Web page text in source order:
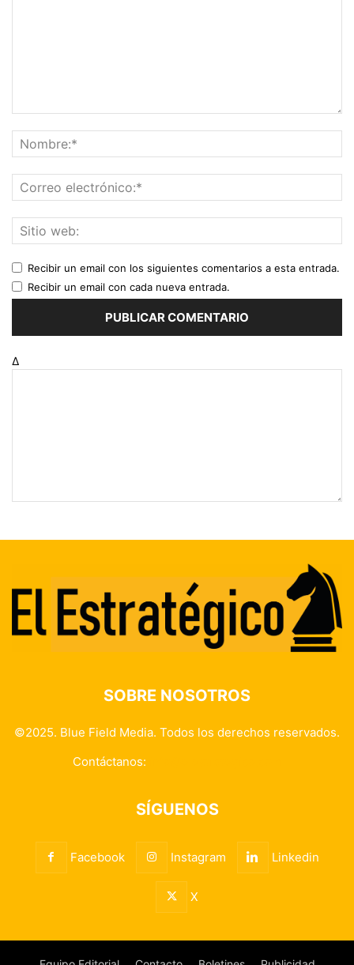
Recibir un email con los siguientes comentarios a esta entrada.
Recibir un email con cada nueva entrada.
Δ
SOBRE NOSOTROS
©2025. Blue Field Media. Todos los derechos reservados.
Contáctanos:
SÍGUENOS
Facebook Instagram Linkedin
X